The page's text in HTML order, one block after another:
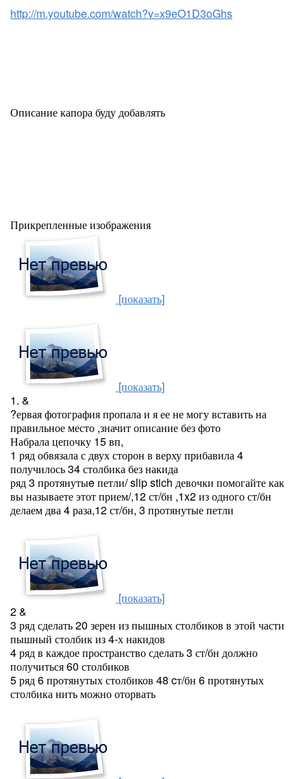
http://m.youtube.com/watch?v=x9eO1D3oGhs
Описание капора буду добавлять
Прикрепленные изображения
[показать]
[показать]
1. &
?ервая фотография пропала и я ее не могу вставить на
правильное место ,значит описание без фото
Набрала цепочку 15 вп,
1 ряд обвязала с двух сторон в верху прибавила 4
получилось 34 столбика без накида
ряд 3 протянутыe петли/ slip stich девочки помогайте как
вы называете этот прием/,12 ст/бн ,1x2 из одного ст/бн
делаем два 4 раза,12 ст/бн, 3 протянутые петли
[показать]
2 &
3 ряд сделать 20 зерен из пышных столбиков в этой части
пышный столбик из 4-х накидов
4 ряд в каждое пространство сделать 3 ст/бн должно
получиться 60 столбиков
5 ряд 6 протянутых столбиков 48 cт/бн 6 протянутых
столбика нить можно оторвать